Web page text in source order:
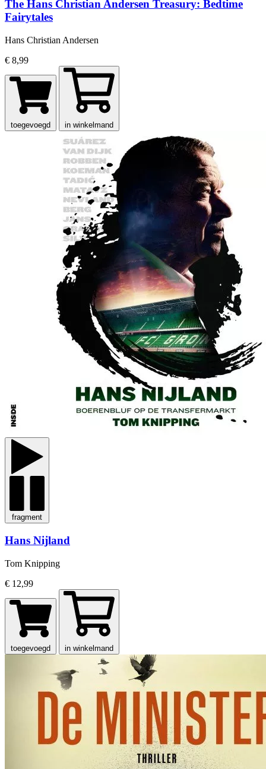
The Hans Christian Andersen Treasury: Bedtime
Fairytales
Hans Christian Andersen
€ 8,99
toegevoegd in winkelmand
fragment
Hans Nijland
Tom Knipping
€ 12,99
toegevoegd in winkelmand